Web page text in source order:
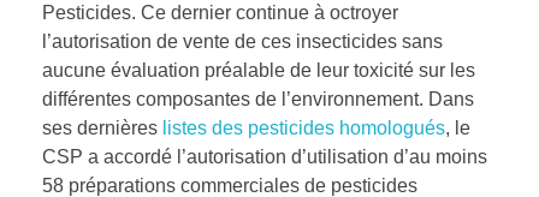
Pesticides. Ce dernier continue à octroyer
l’autorisation de vente de ces insecticides sans
aucune évaluation préalable de leur toxicité sur les
différentes composantes de l’environnement. Dans
ses dernières listes des pesticides homologués, le
CSP a accordé l’autorisation d’utilisation d’au moins
58 préparations commerciales de pesticides